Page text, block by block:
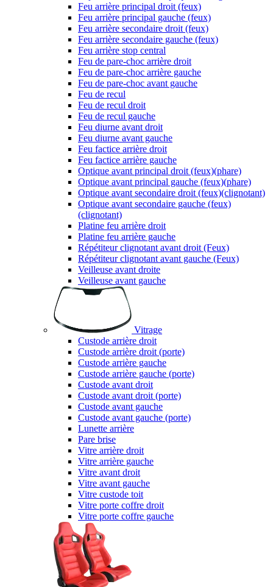
Feu arrière principal droit (feux)
Feu arrière principal gauche (feux)
Feu arrière secondaire droit (feux)
Feu arrière secondaire gauche (feux)
Feu arrière stop central
Feu de pare-choc arrière droit
Feu de pare-choc arrière gauche
Feu de pare-choc avant gauche
Feu de recul
Feu de recul droit
Feu de recul gauche
Feu diurne avant droit
Feu diurne avant gauche
Feu factice arrière droit
Feu factice arrière gauche
Optique avant principal droit (feux)(phare)
Optique avant principal gauche (feux)(phare)
Optique avant secondaire droit (feux)(clignotant)
Optique avant secondaire gauche (feux)
(clignotant)
Platine feu arrière droit
Platine feu arrière gauche
Répétiteur clignotant avant droit (Feux)
Répétiteur clignotant avant gauche (Feux)
Veilleuse avant droite
Veilleuse avant gauche
Vitrage
Custode arrière droit
Custode arrière droit (porte)
Custode arrière gauche
Custode arrière gauche (porte)
Custode avant droit
Custode avant droit (porte)
Custode avant gauche
Custode avant gauche (porte)
Lunette arrière
Pare brise
Vitre arrière droit
Vitre arrière gauche
Vitre avant droit
Vitre avant gauche
Vitre custode toit
Vitre porte coffre droit
Vitre porte coffre gauche